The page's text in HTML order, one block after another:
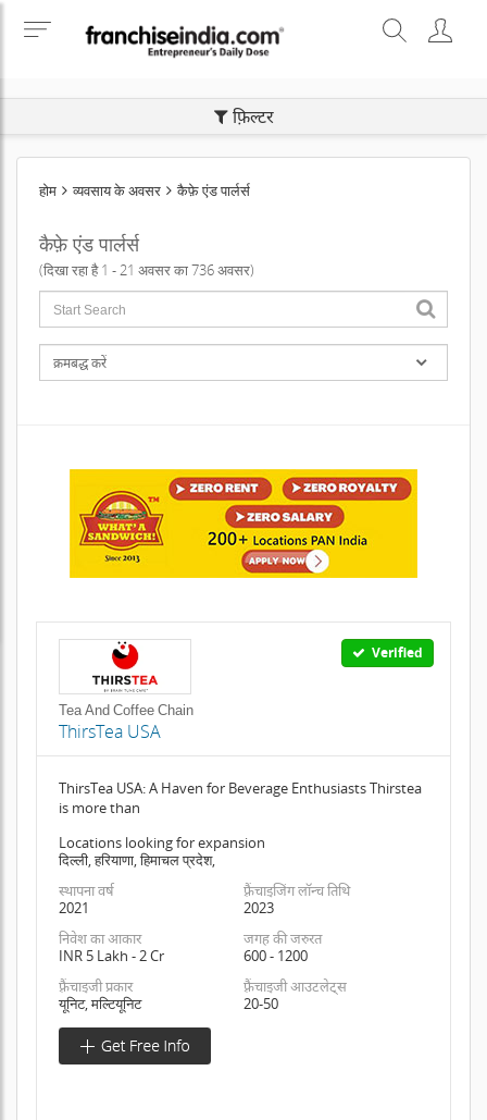
फ़िल्टर
होम व्यवसाय के अवसर कैफ़े एंड पार्लर्स
कैफ़े एंड पार्लर्स
(दिखा रहा है 1 - 21 अवसर का 736 अवसर)
Tea And Coffee Chain
Verified
ThirsTea USA
ThirsTea USA: A Haven for Beverage Enthusiasts Thirstea
is more than
Locations looking for expansion
दिल्ली, हरियाणा, हिमाचल प्रदेश,
स्थापना वर्ष
2021
फ़्रैंचाइजिंग लॉन्च तिथि
2023
निवेश का आकार
INR 5 Lakh - 2 Cr
जगह की जरुरत
600 - 1200
फ़्रैंचाइजी प्रकार
यूनिट, मल्टियूनिट
फ़्रैंचाइजी आउटलेट्स
20-50